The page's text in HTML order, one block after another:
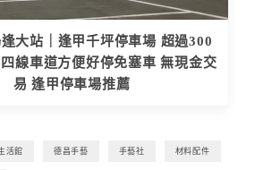
大站｜逢甲千坪停車場 超過300
線車道方便好停免塞車 無現金交
易 逢甲停車場推薦
活館 德昌手藝 手藝社 材料配件